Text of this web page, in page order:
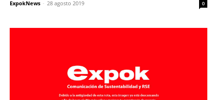
ExpokNews - 28 agosto 2019 0